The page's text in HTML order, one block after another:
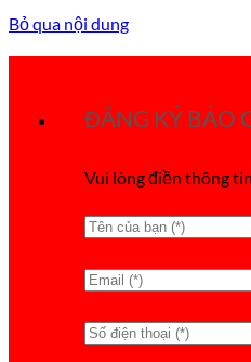
Bỏ qua nội dung
ĐĂNG KÝ BÁO
Vui lòng điền thông